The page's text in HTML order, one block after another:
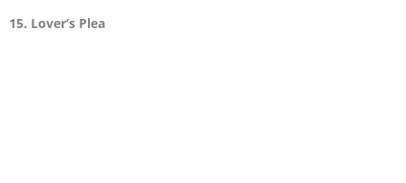
15. Lover’s Plea